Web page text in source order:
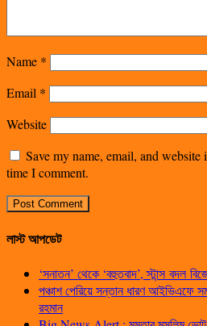
Name *
Email *
Website
Save my name, email, and
time I comment.
লাস্ট আপডেট
‘সনাতন’ থেকে ‘বহুতবাদ’, স্টান্স বদল
পঞ্চাশ পেরিয়ে সন্তান ধারণ
রহমান